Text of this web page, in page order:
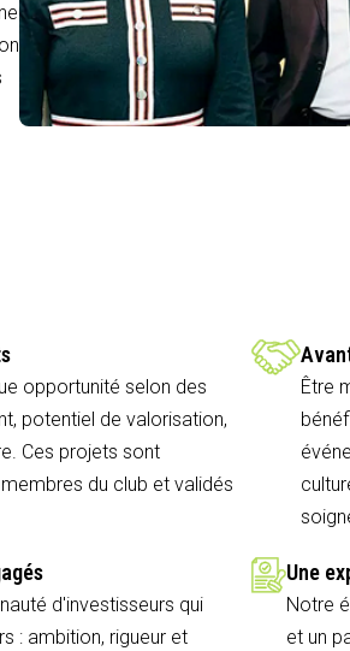
opportunité selon des
potentiel de valorisation,
Ces projets sont
du club et validés
Être
d'investisseurs qui
: ambition, rigueur et
Une
Notre
et un